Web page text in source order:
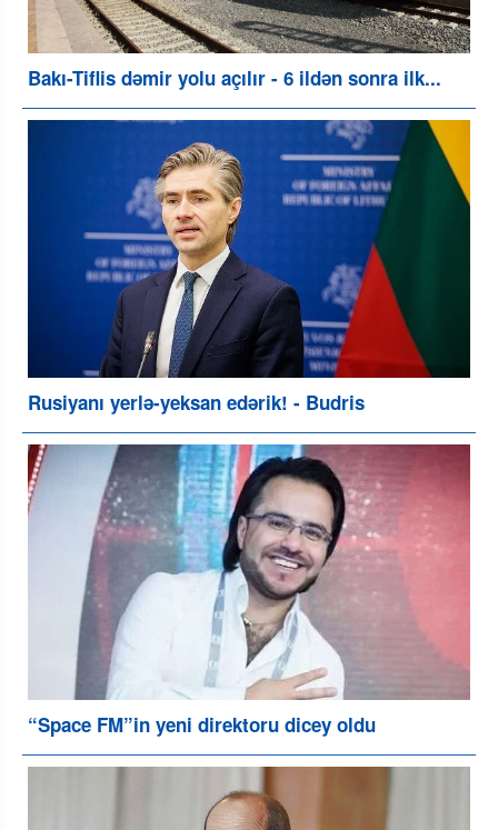
Bakı-Tiflis dəmir yolu açılır - 6 ildən sonra ilk...
Rusiyanı yerlə-yeksan edərik! - Budris
“Space FM”in yeni direktoru dicey oldu